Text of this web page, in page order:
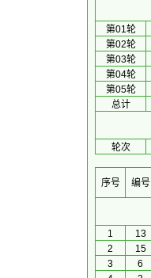
第01轮
第02轮
第03轮
第04轮
第05轮
总计
轮次
序号 编号
1 13
2
15
3
6